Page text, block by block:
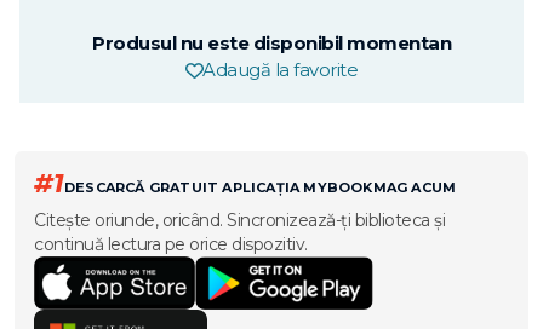
Produsul nu este disponibil momentan
Adaugă la favorite
#1DESCARCĂ GRATUIT APLICAȚIA MYBOOKMAG ACUM
Citește oriunde, oricând. Sincronizează-ți biblioteca și
continuă lectura pe orice dispozitiv.